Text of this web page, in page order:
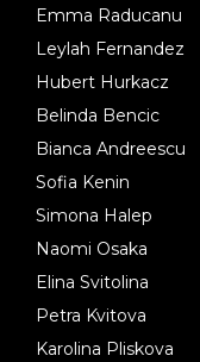
Emma Raducanu
Leylah Fernandez
Hubert Hurkacz
Belinda Bencic
Bianca Andreescu
Sofia Kenin
Simona Halep
Naomi Osaka
Elina Svitolina
Petra Kvitova
Karolina Pliskova